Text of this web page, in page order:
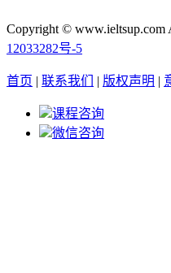
Copyright © www.ieltsup.com
12033282号-5
首页 | 联系我们 | 版权声明 |
课程咨询
微信咨询